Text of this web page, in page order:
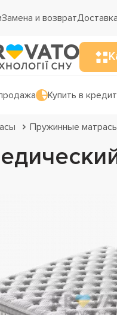
Замена и возврат
Купить в кредит
Пружинные